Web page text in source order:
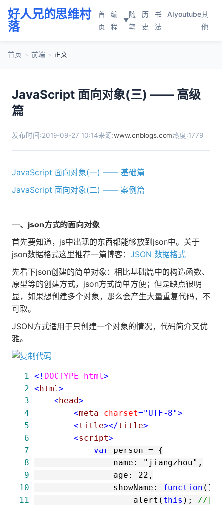
好人兄的思维村
落
首
页
编
程
▼
随
笔
历
史
书
法
AIyoutube其
他
首页 > 前端 > 正文
JavaScript 面向对象(三) —— 高级
篇
发布时间:2019-09-27 10:14来源:www.cnblogs.com热度:1779
JavaScript 面向对象(一) —— 基础篇
JavaScript 面向对象(二) —— 案例篇
一、json方式的面向对象
首先要知道，js中出现的东西都能够放到json中。关于
json数据格式这里推荐一篇博客： JSON 数据格式
先看下json创建的简单对象：相比基础篇中的构造函数、
原型等的创建方式，json方式简单方便；但是缺点很明
显，如果想创建多个对象，那么会产生大量重复代码，不
可取。
JSON方式适用于只创建一个对象的情况，代码简介又优
雅。
1 <! DOCTYPE html >
2 <html >
3
<head>
4
<meta charset="UTF-8">
5
<title></title>
6
<script>
7
var person =
8
                name:
" jiangzhou"
9
                age:
22
10
                showName:
function
11
                    alert(
this ); //